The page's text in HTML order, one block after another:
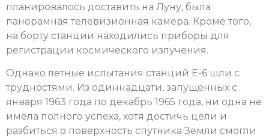
планировалось доставить на Луну, была
панорамная телевизионная камера. Кроме того,
на борту станции находились приборы для
регистрации космического излучения.
Однако летные испытания станций Е-6 шли с
трудностями. Из одиннадцати, запущенных с
января 1963 года по декабрь 1965 года, ни одна не
имела полного успеха, хотя достичь цели и
разбиться о поверхность спутника Земли смогли